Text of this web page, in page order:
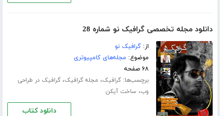
دانلود مجله تخصصی گرافیک نو شماره 28
از:گرافیک نو
موضوع: مجله‌های کامپیوتری
۶۸ صفحه
برچسب‌ها:گرافیک، مجله گرافیک،گرافیک در طراحی
وب، ساخت آیکن
دانلود کتاب